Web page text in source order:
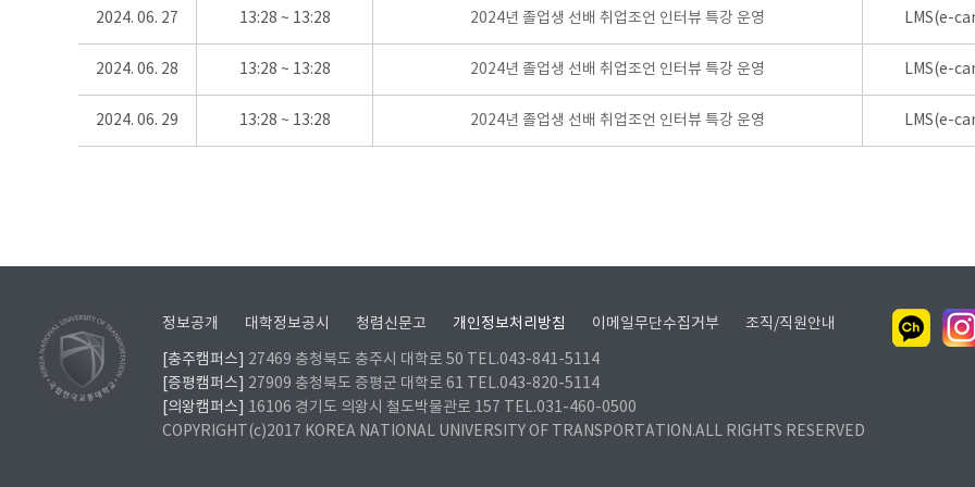
2024. 06. 27 13:28 ~ 13:28 2024년 졸업생 선배 취업조언 인터뷰 특강 운영 LMS(e-
2024. 06. 28 13:28 ~ 13:28 2024년 졸업생 선배 취업조언 인터뷰 특강 운영 LMS(e-
2024. 06. 29 13:28 ~ 13:28 2024년 졸업생 선배 취업조언 인터뷰 특강 운영 LMS(e-
정보공개 대학정보공시 청렴신문고 개인정보처리방침 이메일무단수집거부 조직/직원안내
[충주캠퍼스]
27469 충청북도 충주시 대학로 50 TEL.043-841-5114
[증평캠퍼스]
27909 충청북도 증평군 대학로 61 TEL.043-820-5114
[의왕캠퍼스]
16106 경기도 의왕시 철도박물관로 157 TEL.031-460-0500
COPYRIGHT(c)2017 KOREA NATIONAL UNIVERSITY OF TRANSPORTATION.ALL RIGHTS RESERVED